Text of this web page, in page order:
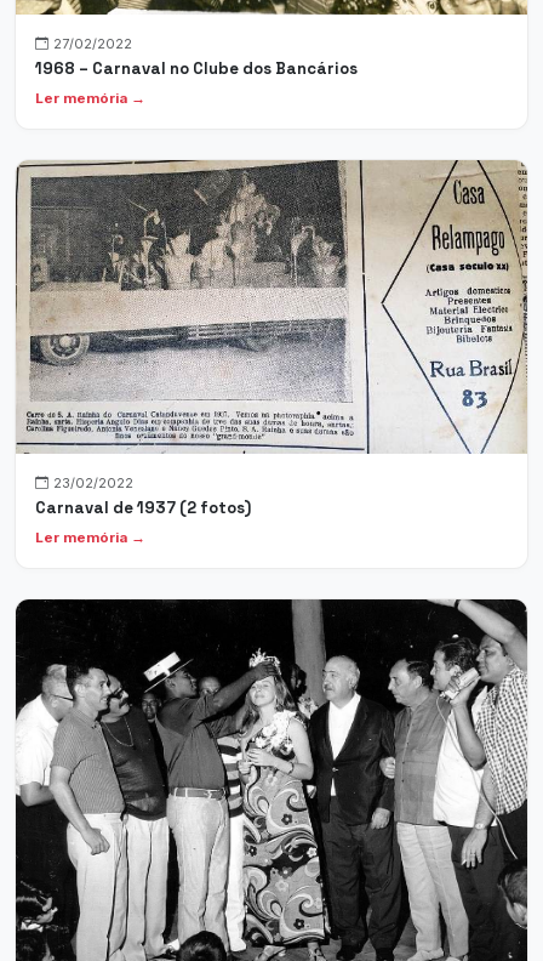
27/02/2022
1968 – Carnaval no Clube dos Bancários
Ler memória →
23/02/2022
Carnaval de 1937 (2 fotos)
Ler memória →